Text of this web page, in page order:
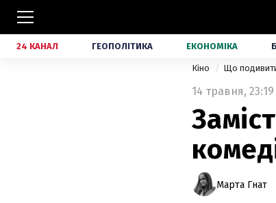
24 КАНАЛ ГЕОПОЛІТИКА ЕКОНОМІКА
Кіно Що
14 травня, 23:19
Марта Гнат